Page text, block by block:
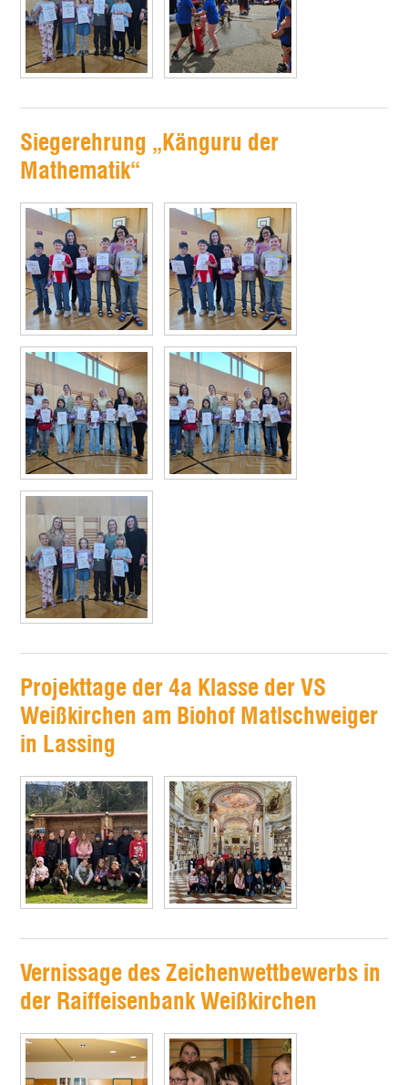
Siegerehrung „Känguru der
Mathematik“
Projekttage der 4a Klasse der VS
Weißkirchen am Biohof Matlschweiger
in Lassing
Vernissage des Zeichenwettbewerbs in
der Raiffeisenbank Weißkirchen